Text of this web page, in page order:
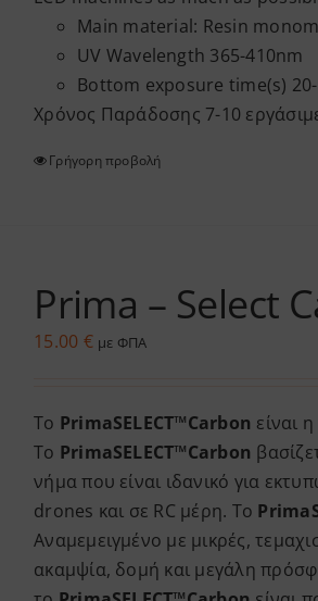
Main material: Resin
UV Wavelength 365-410nm
Bottom exposure time(s)
Χρόνος Παράδοσης 7-10
Γρήγορη προβολή
Prima – Select
15.00 € με ΦΠΑ
Το PrimaSELECT™Carbon είναι
Το PrimaSELECT™Carbon
νήμα που είναι ιδανικό για
drones και σε RC μέρη. Το
Αναμεμειγμένο με μικρές,
ακαμψία, δομή και μεγάλη